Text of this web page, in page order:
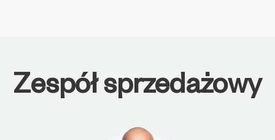
Zespół sprzedażowy